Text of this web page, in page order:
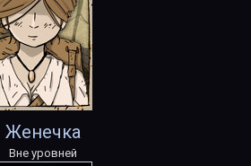
Женечка
Вне уровней